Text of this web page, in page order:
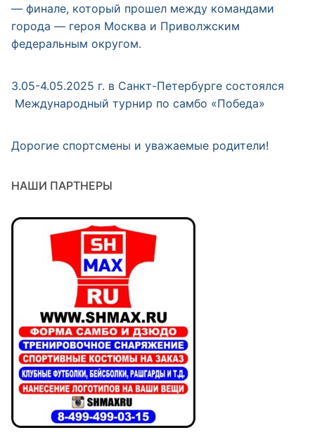
— финале, который прошел между командами
города — героя Москва и Приволжским
федеральным округом.
3.05-4.05.2025 г. в Санкт-Петербурге состоялся
Международный турнир по самбо «Победа»
Дорогие спортсмены и уважаемые родители!
НАШИ ПАРТНЕРЫ